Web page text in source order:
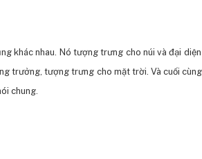
khác nhau. Nó tượng trưng cho núi và đại
trưởng, tượng trưng cho mặt trời. Và cuối
chung.